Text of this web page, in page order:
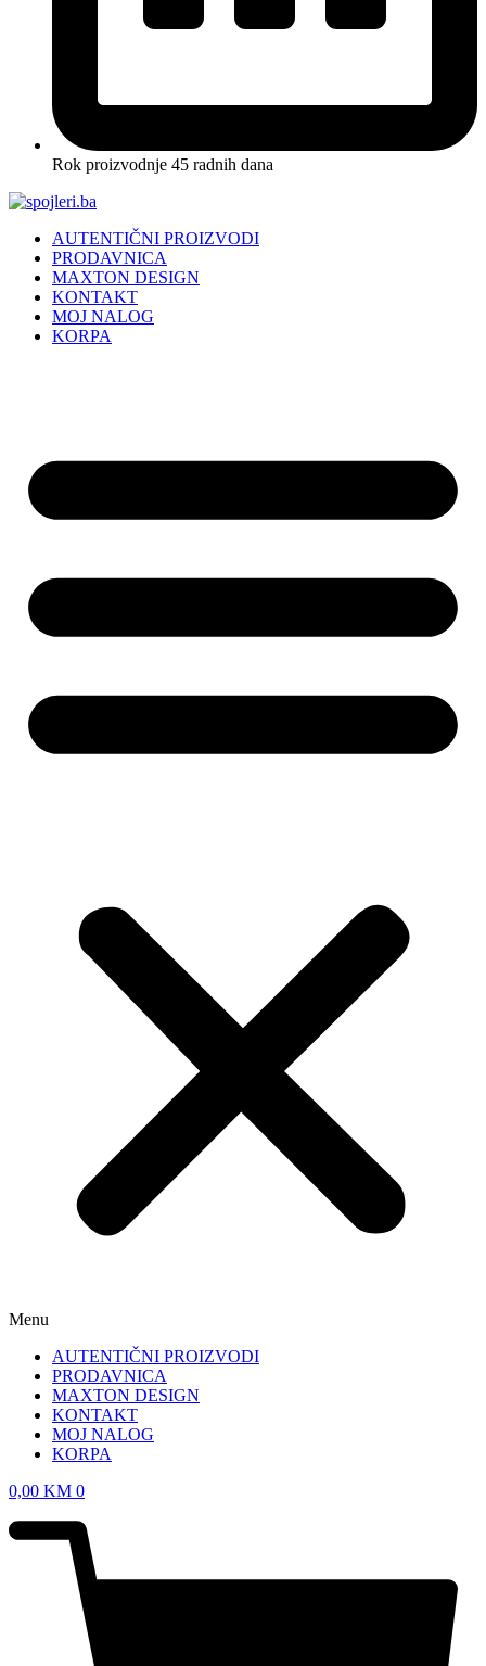
Rok proizvodnje 45 radnih dana
AUTENTIČNI PROIZVODI
PRODAVNICA
MAXTON DESIGN
KONTAKT
MOJ NALOG
KORPA
Menu
AUTENTIČNI PROIZVODI
PRODAVNICA
MAXTON DESIGN
KONTAKT
MOJ NALOG
KORPA
0,00 KM 0